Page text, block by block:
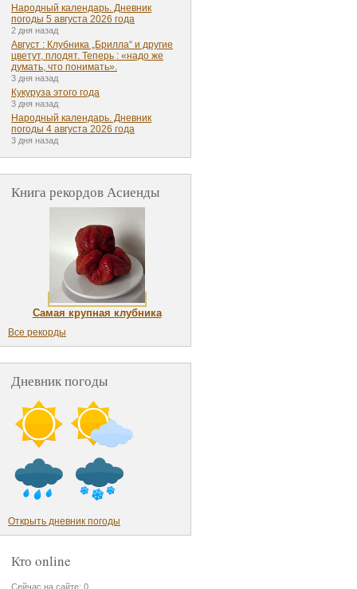
Народный календарь. Дневник
погоды 5 августа 2026 года
2 дня назад
Август : Клубника „Брилла“ и другие
цветут, плодят. Теперь : «надо же
думать, что понимать».
3 дня назад
Кукуруза этого года
3 дня назад
Народный календарь. Дневник
погоды 4 августа 2026 года
3 дня назад
Книга рекордов Асиенды
Самая крупная клубника
Все рекорды
Дневник погоды
Открыть дневник погоды
Кто online
Сейчас на сайте: 0